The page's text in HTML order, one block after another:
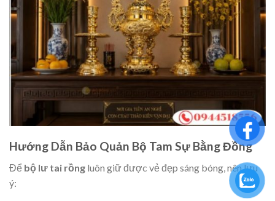
Hướng Dẫn Bảo Quản Bộ Tam Sự Bằng Đồng
Để bộ lư tai rồng luôn giữ được vẻ đẹp sáng bóng, nên lưu
ý: